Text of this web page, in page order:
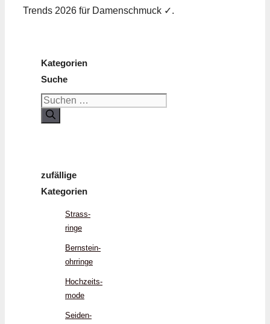
Trends 2026 für Damenschmuck ✓.
Kategorien
Suche
Suchen
nach:
zufällige
Kategorien
Strass­
ringe
Bernstein­
ohrringe
Hochzeits­
mode
Seiden­